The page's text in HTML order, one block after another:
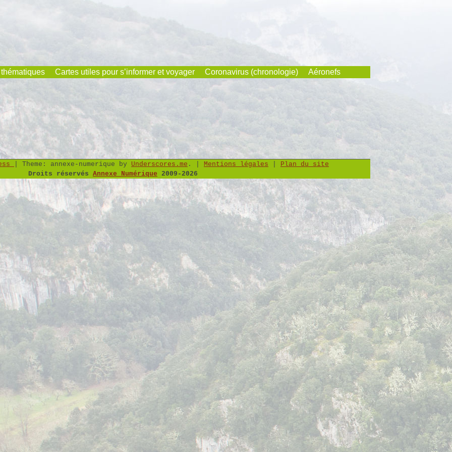
Cartes utiles pour s’informer et voyager Coronavirus (chronologie) Aéronefs
Theme: annexe-numerique by Underscores.me . Mentions légales
Plan du site
Droits réservés Annexe Numérique 2009-2026